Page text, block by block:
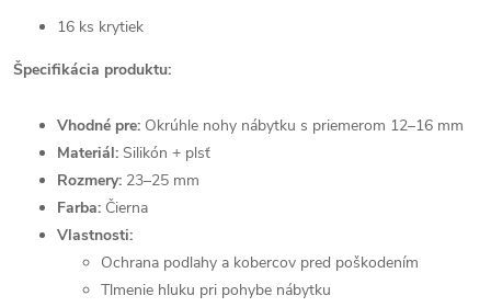
16 ks krytiek
Špecifikácia produktu:
Vhodné pre: Okrúhle nohy nábytku s priemerom 12–16 mm
Materiál: Silikón + plsť
Rozmery: 23–25 mm
Farba: Čierna
Vlastnosti:
Ochrana podlahy a kobercov pred poškodením
Tlmenie hluku pri pohybe nábytku